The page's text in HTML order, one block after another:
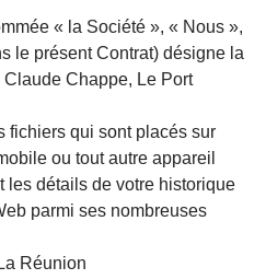
« la Société », « Nous »,
le présent Contrat) désigne la
Chappe, Le Port
fichiers qui sont placés sur
ou tout autre appareil
les détails de votre historique
parmi ses nombreuses
Réunion